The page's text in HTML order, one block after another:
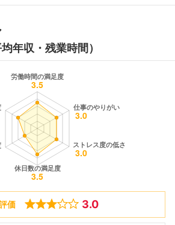
年収・残業時間）
価 3.0